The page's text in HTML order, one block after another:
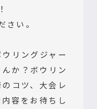
さい。
リングジャー
か？ボウリン
コツ、大会レ
容をお待ちし